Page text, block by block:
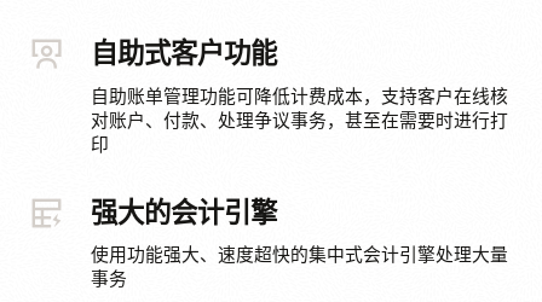
自助式客户功能
自助账单管理功能可降低计费成本，支持客户在线核
对账户、付款、处理争议事务，甚至在需要时进行打
印
强大的会计引擎
使用功能强大、速度超快的集中式会计引擎处理大量
事务